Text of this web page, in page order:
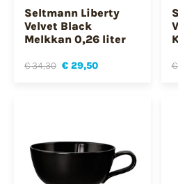
Seltmann Liberty
Velvet Black
Melkkan 0,26 liter
€ 34,30 € 29,50